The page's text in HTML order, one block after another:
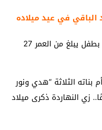
في عيد ميلاده
زواجه الأول دام لمده عامين، أثمرت بطفل يبلغ من العمر 27
بناته الثلاثة “هدي ونور
أكبرهم تبلغ من العمر 25 عامًا.. زي النهاردة ذكرى ميلاد